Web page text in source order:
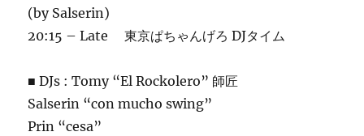
(by Salserin)
20:15 – Late 東京ぱちゃんげろ DJタイム
■ DJs : Tomy “El Rockolero” 師匠
Salserin “con mucho swing”
Prin “cesa”